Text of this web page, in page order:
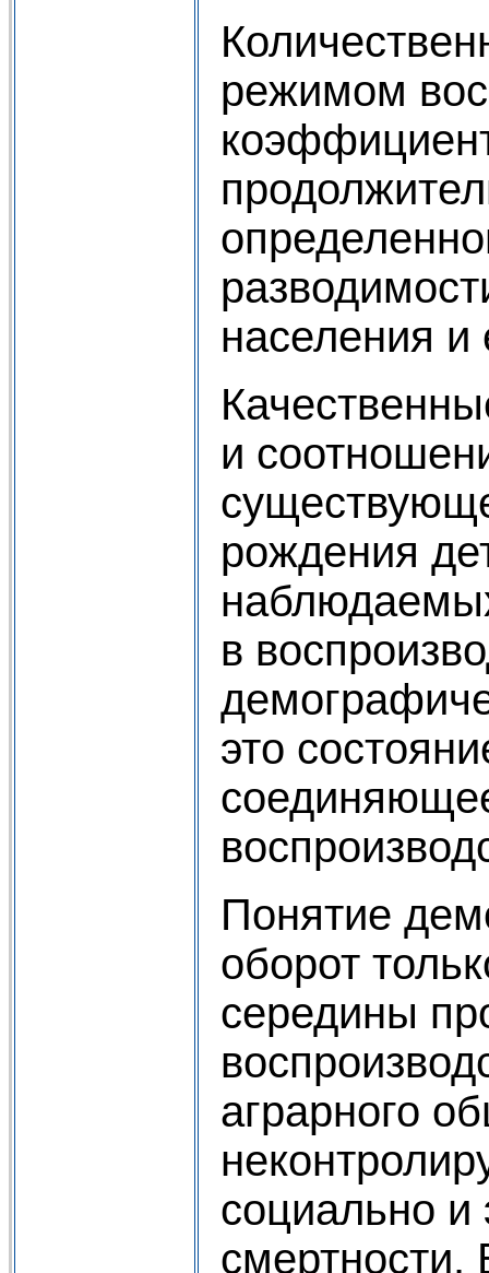
режимом
населения и
и
рождения
в
это
Понятие
оборот
середины
аграрного
социально и
смертности.